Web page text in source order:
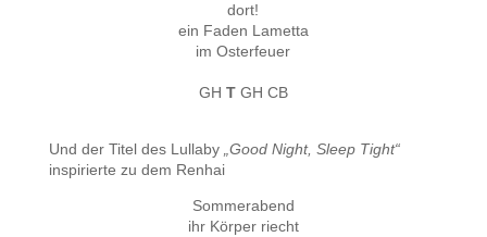
dort!
ein Faden Lametta
im Osterfeuer
GH TGH CB
Und der Titel des Lullaby„Good Night, Sleep Tight“
inspirierte zu dem Renhai
Sommerabend
ihr Körper riecht